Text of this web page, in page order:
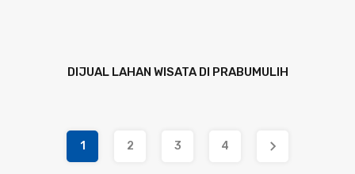
DIJUAL LAHAN WISATA DI PRABUMULIH
1 2 3 4